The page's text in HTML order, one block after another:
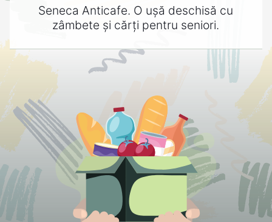
Seneca Anticafe. O ușă deschisă cu
zâmbete și cărți pentru seniori.